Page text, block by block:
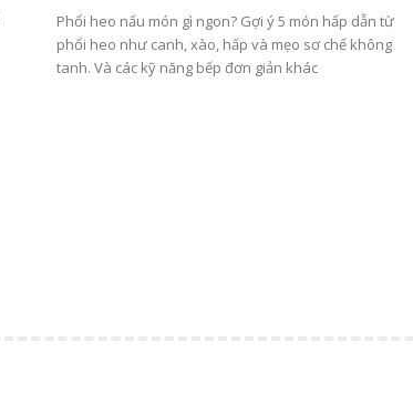
Phổi heo nấu món gì ngon? Gợi ý 5 món hấp dẫn từ
phổi heo như canh, xào, hấp và mẹo sơ chế không
tanh. Và các kỹ năng bếp đơn giản khác